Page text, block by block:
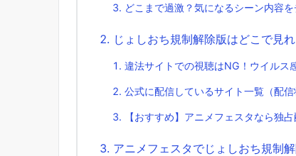
どこまで過激？気になるシーン内容を
じょしおち規制解除版はどこで見
違法サイトでの視聴はNG！ウイルス
公式に配信しているサイト一覧（配信
【おすすめ】アニメフェスタなら独
アニメフェスタでじょしおち規制